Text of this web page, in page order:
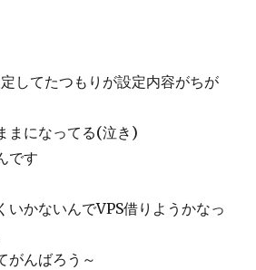
してたつもりが設定内容がちが
まになってる(泣き)
です
いかないんでVPS借りようかなっ
がんばろう～